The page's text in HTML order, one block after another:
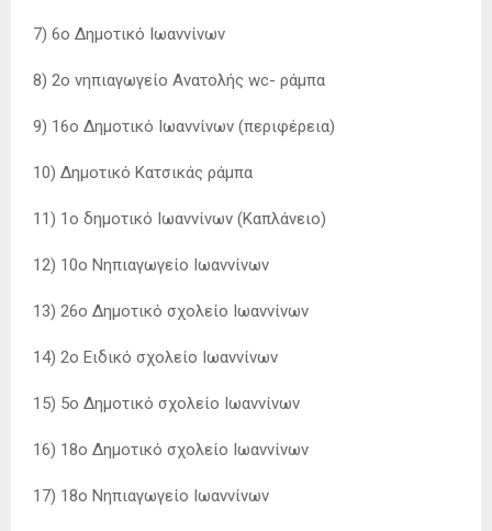
7) 6ο Δημοτικό Ιωαννίνων
8) 2ο νηπιαγωγείο Aνατολής wc- ράμπα
9) 16o Δημοτικό Ιωαννίνων (περιφέρεια)
10) Δημοτικό Κατσικάς ράμπα
11) 1ο δημοτικό Ιωαννίνων (Καπλάνειο)
12) 10ο Νηπιαγωγείο Ιωαννίνων
13) 26ο Δημοτικό σχολείο Ιωαννίνων
14) 2ο Ειδικό σχολείο Ιωαννίνων
15) 5ο Δημοτικό σχολείο Ιωαννίνων
16) 18ο Δημοτικό σχολείο Ιωαννίνων
17) 18ο Νηπιαγωγείο Ιωαννίνων